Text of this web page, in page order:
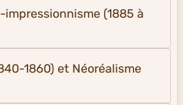
impressionnisme (1885 à
1860) et Néoréalisme